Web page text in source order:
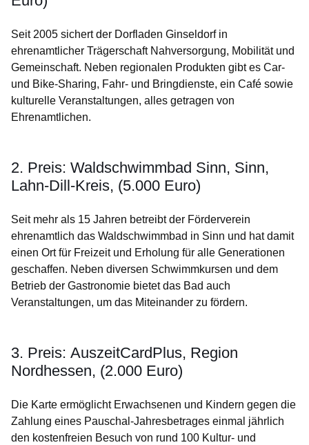
Seit 2005 sichert der Dorfladen Ginseldorf in
ehrenamtlicher Trägerschaft Nahversorgung, Mobilität und
Gemeinschaft. Neben regionalen Produkten gibt es Car-
und Bike-Sharing, Fahr- und Bringdienste, ein Café sowie
kulturelle Veranstaltungen, alles getragen von
Ehrenamtlichen.
2. Preis: Waldschwimmbad Sinn, Sinn,
Lahn-Dill-Kreis, (5.000 Euro)
Seit mehr als 15 Jahren betreibt der Förderverein
ehrenamtlich das Waldschwimmbad in Sinn und hat damit
einen Ort für Freizeit und Erholung für alle Generationen
geschaffen. Neben diversen Schwimmkursen und dem
Betrieb der Gastronomie bietet das Bad auch
Veranstaltungen, um das Miteinander zu fördern.
3. Preis: AuszeitCardPlus, Region
Nordhessen, (2.000 Euro)
Die Karte ermöglicht Erwachsenen und Kindern gegen die
Zahlung eines Pauschal-Jahresbetrages einmal jährlich
den kostenfreien Besuch von rund 100 Kultur- und